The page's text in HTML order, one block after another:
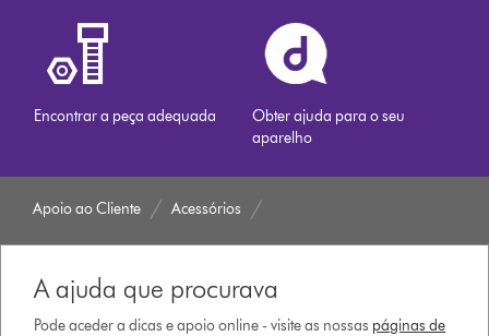
Encontrar a peça adequada
Obter ajuda para o seu
aparelho
Apoio ao Cliente Acessórios
A ajuda que procurava
Pode aceder a dicas e apoio online - visite as nossas páginas de